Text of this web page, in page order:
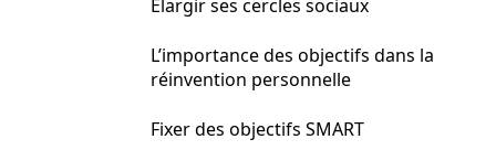
Élargir ses cercles sociaux
L’importance des objectifs dans la
réinvention personnelle
Fixer des objectifs SMART